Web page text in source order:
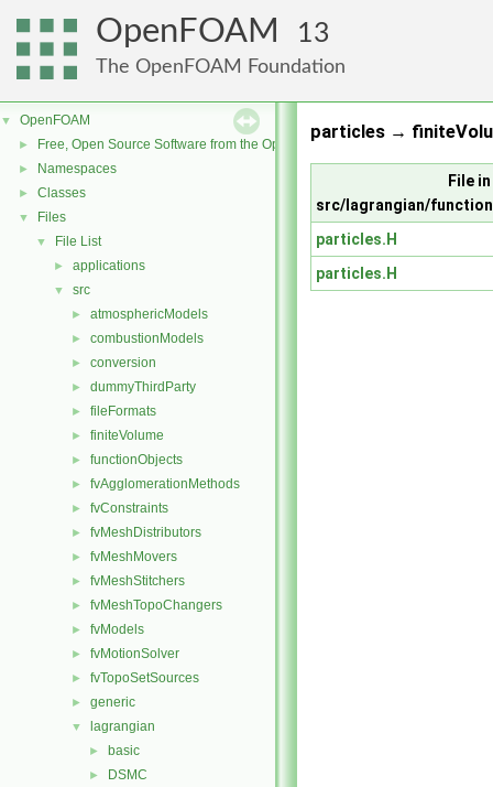
OpenFOAM 13
The OpenFOAM Foundation
▼ OpenFOAM
► Free, Open Source Software from the OpenFOAM Foundation
► Namespaces
► Classes
▼ Files
▼ File List
► applications
▼ src
► atmosphericModels
► combustionModels
► conversion
► dummyThirdParty
► fileFormats
► finiteVolume
► functionObjects
► fvAgglomerationMethods
► fvConstraints
► fvMeshDistributors
► fvMeshMovers
► fvMeshStitchers
► fvMeshTopoChangers
► fvModels
► fvMotionSolver
► fvTopoSetSources
► generic
▼ lagrangian
► basic
► DSMC
particles →
File in
src/lagrangian/
particles.H
particles.H